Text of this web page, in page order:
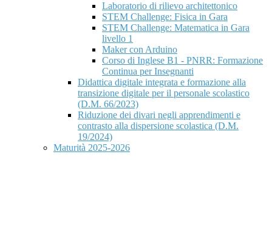
Laboratorio di rilievo architettonico
STEM Challenge: Fisica in Gara
STEM Challenge: Matematica in Gara
livello 1
Maker con Arduino
Corso di Inglese B1 - PNRR: Formazione
Continua per Insegnanti
Didattica digitale integrata e formazione alla
transizione digitale per il personale scolastico
(D.M. 66/2023)
Riduzione dei divari negli apprendimenti e
contrasto alla dispersione scolastica (D.M.
19/2024)
Maturità 2025-2026